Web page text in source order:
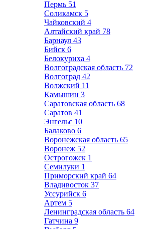
Пермь 51
Соликамск 5
Чайковский 4
Алтайский край 78
Барнаул 43
Бийск 6
Белокуриха 4
Волгоградская область 72
Волгоград 42
Волжский 11
Камышин 3
Саратовская область 68
Саратов 41
Энгельс 10
Балаково 6
Воронежская область 65
Воронеж 52
Острогожск 1
Семилуки 1
Приморский край 64
Владивосток 37
Уссурийск 6
Артем 5
Ленинградская область 64
Гатчина 9